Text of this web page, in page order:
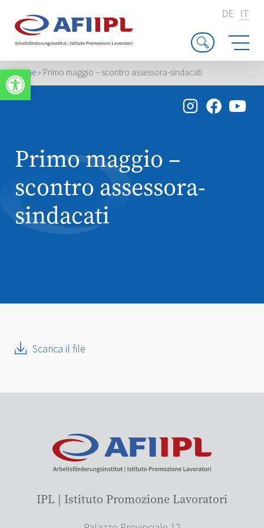
Apri la barra degli strumenti
DE IT
Home» Primo maggio – scontro assessora-sindacati
Primo maggio –
scontro assessora-
sindacati
Scarica il file
IPL | Istituto Promozione Lavoratori